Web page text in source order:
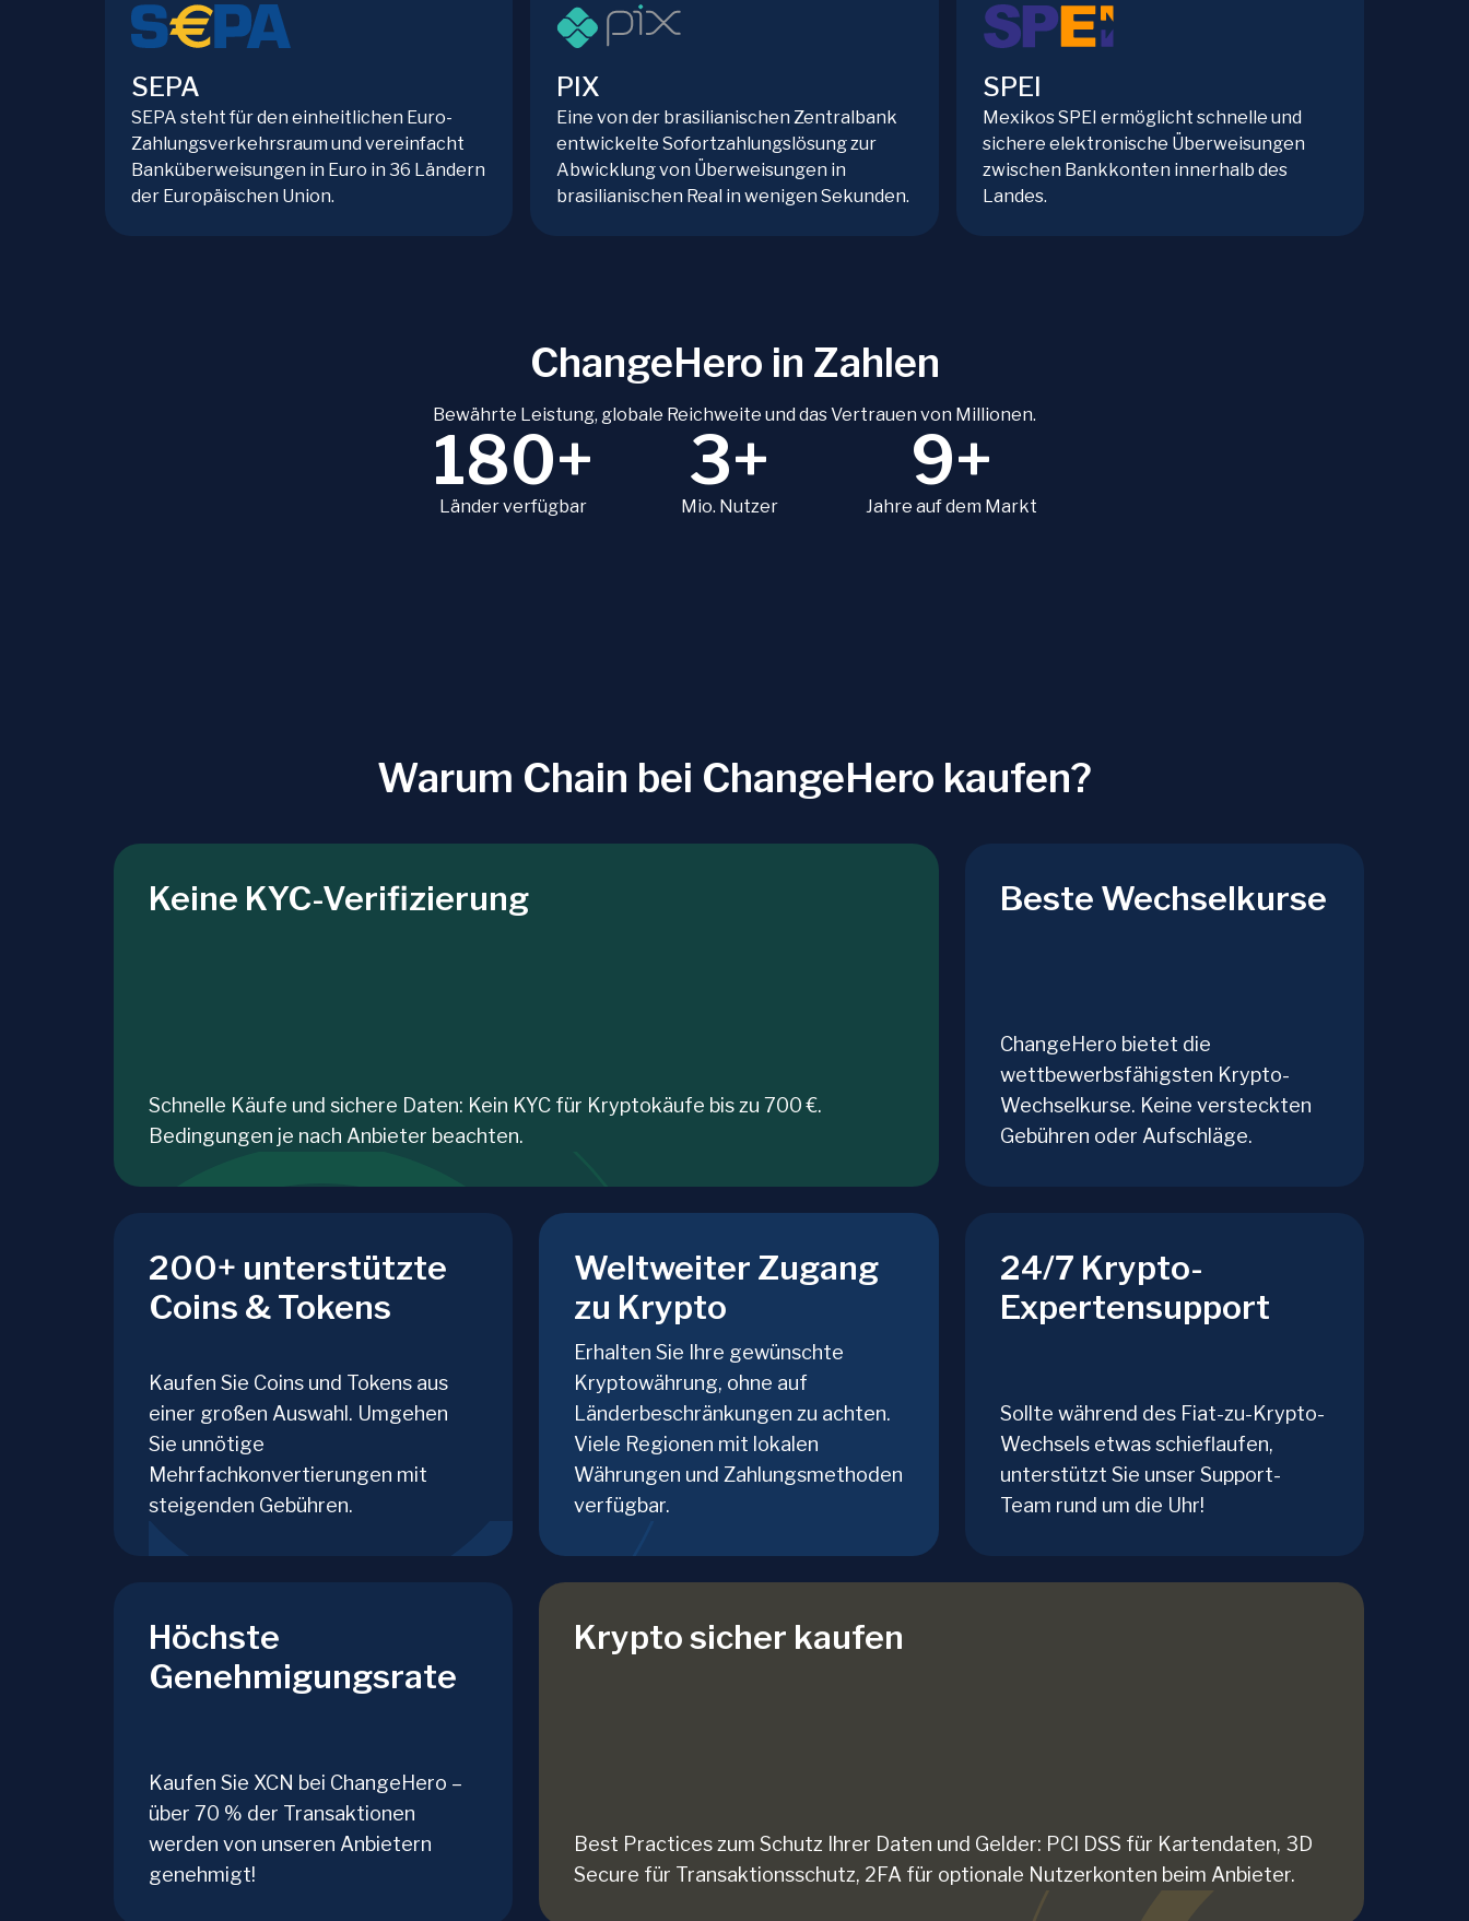
SEPA
SEPA steht für den einheitlichen Euro-
Zahlungsverkehrsraum und vereinfacht
Banküberweisungen in Euro in 36 Ländern
der Europäischen Union.
PIX
Eine von der brasilianischen Zentralbank
entwickelte Sofortzahlungslösung zur
Abwicklung von Überweisungen in
brasilianischen Real in wenigen Sekunden.
SPEI
Mexikos SPEI ermöglicht schnelle und
sichere elektronische Überweisungen
zwischen Bankkonten innerhalb des
Landes.
ChangeHero in Zahlen
Bewährte Leistung, globale Reichweite und das Vertrauen von Millionen.
180+
Länder verfügbar
3+
Mio. Nutzer
9+
Jahre auf dem Markt
Warum Chain bei ChangeHero kaufen?
Keine KYC-Verifizierung
Schnelle Käufe und sichere Daten: Kein KYC für Kryptokäufe bis zu 700 €.
Bedingungen je nach Anbieter beachten.
Beste Wechselkurse
ChangeHero bietet die
wettbewerbsfähigsten Krypto-
Wechselkurse. Keine versteckten
Gebühren oder Aufschläge.
200+ unterstützte
Coins & Tokens
Kaufen Sie Coins und Tokens aus
einer großen Auswahl. Umgehen
Sie unnötige
Mehrfachkonvertierungen mit
steigenden Gebühren.
Weltweiter Zugang
zu Krypto
Erhalten Sie Ihre gewünschte
Kryptowährung, ohne auf
Länderbeschränkungen zu achten.
Viele Regionen mit lokalen
Währungen und Zahlungsmethoden
verfügbar.
24/7 Krypto-
Expertensupport
Sollte während des Fiat-zu-Krypto-
Wechsels etwas schieflaufen,
unterstützt Sie unser Support-
Team rund um die Uhr!
Höchste
Genehmigungsrate
Kaufen Sie XCN bei ChangeHero –
über 70 % der Transaktionen
werden von unseren Anbietern
genehmigt!
Krypto sicher kaufen
Best Practices zum Schutz Ihrer Daten und Gelder: PCI DSS für Kartendaten, 3D
Secure für Transaktionsschutz, 2FA für optionale Nutzerkonten beim Anbieter.